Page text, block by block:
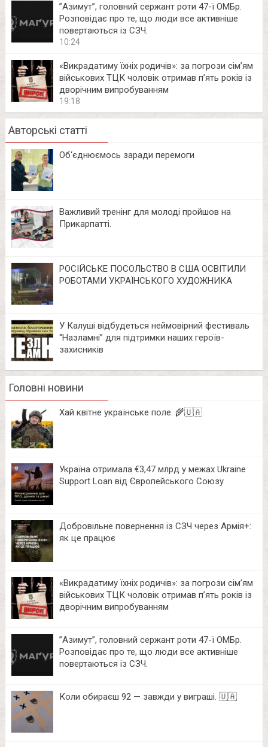
⁨”Азимут”, головний сержант роти 47-ї ОМБр.
Розповідає про те, що люди все активніше
повертаються із СЗЧ.
10:24
«Викрадатиму їхніх родичів»: за погрози сім’ям
військових ТЦК чоловік отримав п’ять років із
дворічним випробуванням
19:18
Авторські статті
Об‘єднюємось заради перемоги
Важливий тренінг для молоді пройшов на
Прикарпатті.
РОСІЙСЬКЕ ПОСОЛЬСТВО В США ОСВІТИЛИ
РОБОТАМИ УКРАЇНСЬКОГО ХУДОЖНИКА
У Калуші відбудеться неймовірний фестиваль
“Назламні” для підтримки наших героїв-
захисників
Головні новини
Хай квітне українське поле. 🌾🇺🇦
Україна отримала €3,47 млрд у межах Ukraine
Support Loan від Європейського Союзу
Добровільне повернення із СЗЧ через Армія+:
як це працює
«Викрадатиму їхніх родичів»: за погрози сім’ям
військових ТЦК чоловік отримав п’ять років із
дворічним випробуванням
⁨”Азимут”, головний сержант роти 47-ї ОМБр.
Розповідає про те, що люди все активніше
повертаються із СЗЧ.
Коли обираєш 92 — завжди у виграші. 🇺🇦